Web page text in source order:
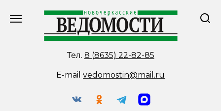
Тел. 8 (8635) 22-82-85
E-mail vedomostin@mail.ru